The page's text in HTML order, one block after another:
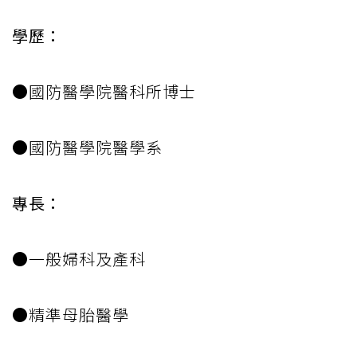
學歷：
●國防醫學院醫科所博士
●國防醫學院醫學系
專長：
●一般婦科及產科
●精準母胎醫學